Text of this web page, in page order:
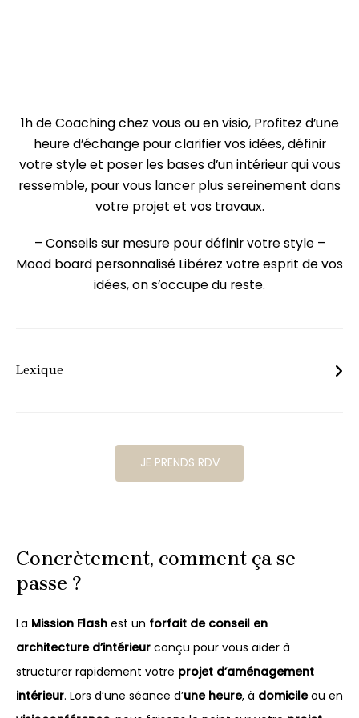
1h de Coaching chez vous ou en visio,Profitez d’une
heure d’échange pour clarifier vos idées, définir
votre style et poser les bases d’un intérieur qui vous
ressemble, pour vous lancer plus sereinement dans
votre projet et vos travaux.
– Conseils sur mesure pour définir votre style–
Mood board personnalisé Libérez votre esprit de vos
idées, on s’occupe du reste.
Lexique
idées pour clarifier votre direction. Ensemble, nous
Mood board personnalisé : Commencez par une
qui captent l’essence de votre style et de vos aspirations
JE PRENDS RDV
Concrètement, comment ça se
passe ?
La Mission Flash est un forfait de conseil en
architecture d’intérieur conçu pour vous aider à
structurer rapidement votre projet d’aménagement
intérieur. Lors d’une séance d’une heure, à domicileou en